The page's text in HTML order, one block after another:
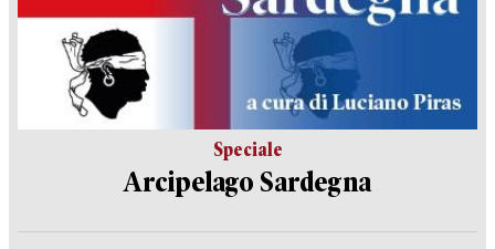
Speciale
Arcipelago Sardegna